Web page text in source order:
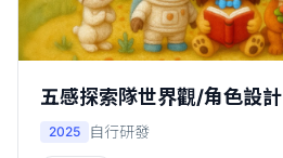
五感探索隊世界觀/角色設計
2025 自行研發